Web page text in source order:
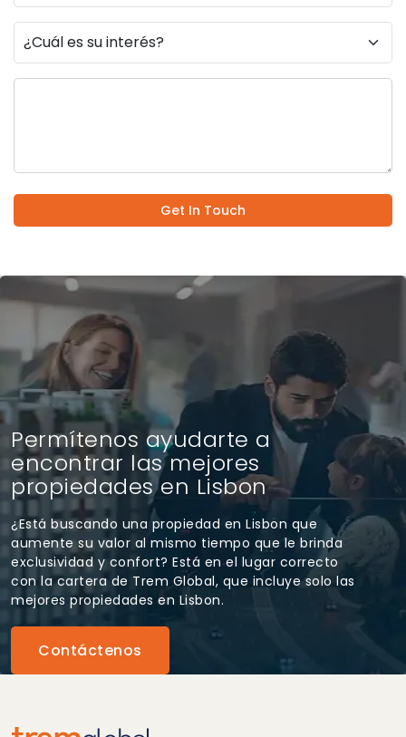
Get In Touch
Permítenos ayudarte a
encontrar las mejores
propiedades en Lisbon
¿Está buscando una propiedad en Lisbon que
aumente su valor al mismo tiempo que le brinda
exclusividad y confort? Está en el lugar correcto
con la cartera de Trem Global, que incluye solo las
mejores propiedades en Lisbon.
Contáctenos